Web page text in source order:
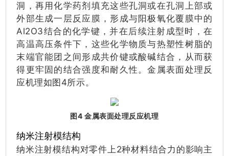
洞，再用化学药剂填充这些孔洞或在孔洞上部或
外部生成一层反应膜，形成与阳极氧化覆膜中的
Al2O3结合的化学键，并在后续注射成型时，在
高温高压条件下，这些化学物质与热塑性树脂的
末端官能团之间形成共价键或酸碱结合，从而获
得更牢固的结合强度和耐久性。金属表面处理反
应机理如图4所示。
图4 金属表面处理反应机理
纳米注射模结构
纳米注射模结构对零件上2种材料结合力的影响主